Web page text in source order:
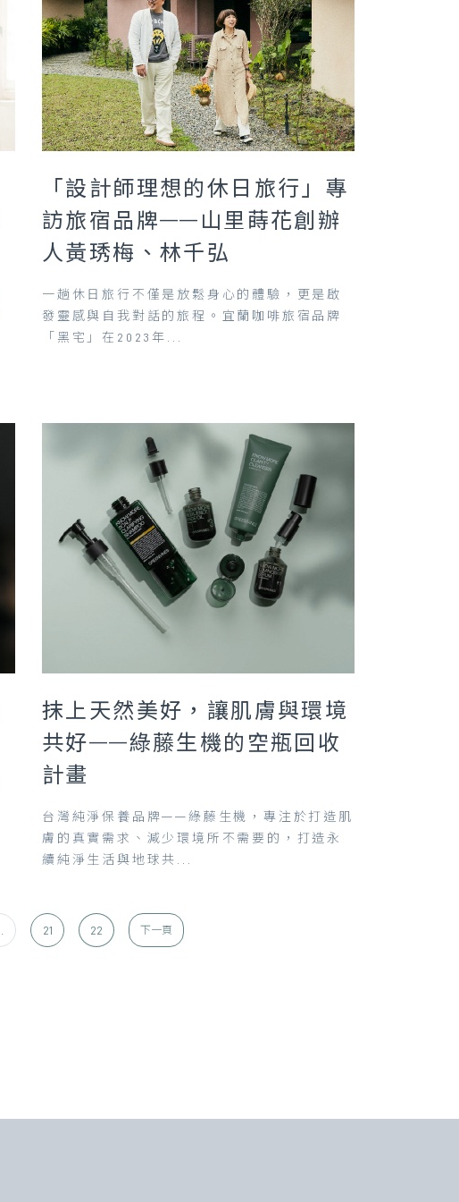
「設計師理想的休日旅行」專
訪旅宿品牌——山里蒔花創辦
人黃琇梅、林千弘
一趟休日旅行不僅是放鬆身心的體驗，更是啟
發靈感與自我對話的旅程。宜蘭咖啡旅宿品牌
「黑宅」在2023年...
抹上天然美好，讓肌膚與環境
共好——綠藤生機的空瓶回收
計畫
台灣純淨保養品牌——綠藤生機，專注於打造肌
膚的真實需求、減少環境所不需要的，打造永
續純淨生活與地球共...
21 22 下一頁